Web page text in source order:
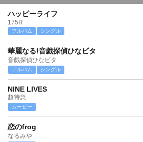
ハッピーライフ
175R
アルバム シングル
華麗なる!音戯探偵ひなビタ
音戯探偵ひなビタ
アルバム シングル
NINE LIVES
超特急
ムービー
恋のfrog
なるみや